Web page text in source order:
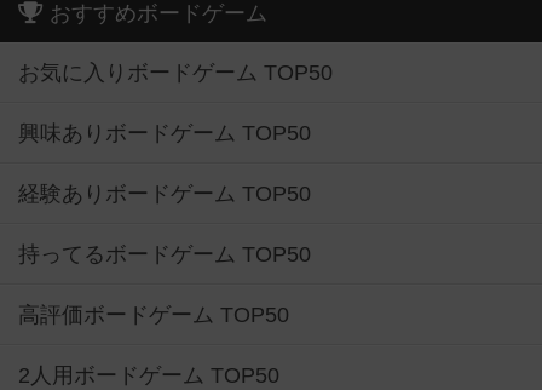
おすすめボードゲーム
お気に入りボードゲーム TOP50
興味ありボードゲーム TOP50
経験ありボードゲーム TOP50
持ってるボードゲーム TOP50
高評価ボードゲーム TOP50
2人用ボードゲーム TOP50